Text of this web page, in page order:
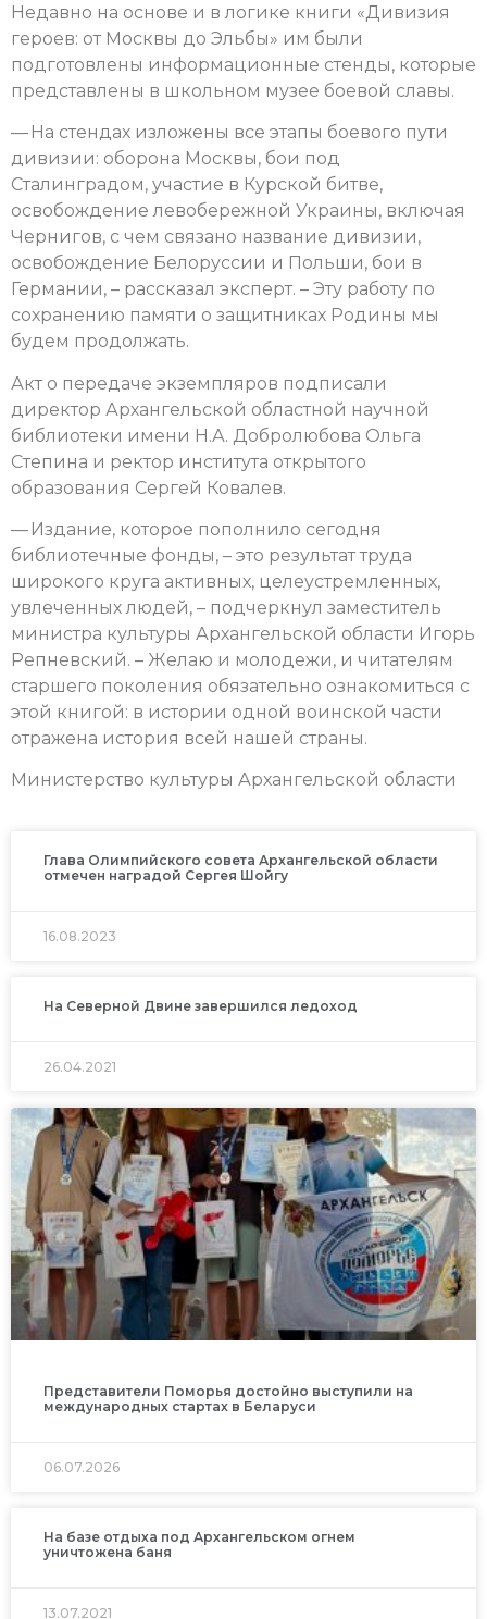
Недавно на основе и в логике книги «Дивизия
героев: от Москвы до Эльбы» им были
подготовлены информационные стенды, которые
представлены в школьном музее боевой славы.
— На стендах изложены все этапы боевого пути
дивизии: оборона Москвы, бои под
Сталинградом, участие в Курской битве,
освобождение левобережной Украины, включая
Чернигов, с чем связано название дивизии,
освобождение Белоруссии и Польши, бои в
Германии, – рассказал эксперт. – Эту работу по
сохранению памяти о защитниках Родины мы
будем продолжать.
Акт о передаче экземпляров подписали
директор Архангельской областной научной
библиотеки имени Н.А. Добролюбова Ольга
Степина и ректор института открытого
образования Сергей Ковалев.
— Издание, которое пополнило сегодня
библиотечные фонды, – это результат труда
широкого круга активных, целеустремленных,
увлеченных людей, – подчеркнул заместитель
министра культуры Архангельской области Игорь
Репневский. – Желаю и молодежи, и читателям
старшего поколения обязательно ознакомиться с
этой книгой: в истории одной воинской части
отражена история всей нашей страны.
Министерство культуры Архангельской области
Глава Олимпийского совета Архангельской области
отмечен наградой Сергея Шойгу
16.08.2023
На Северной Двине завершился ледоход
26.04.2021
Представители Поморья достойно выступили на
международных стартах в Беларуси
06.07.2026
На базе отдыха под Архангельском огнем
уничтожена баня
13.07.2021